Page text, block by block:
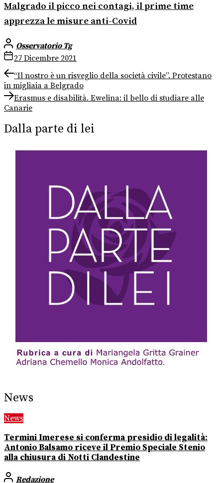
Malgrado il picco nei contagi, il prime time
apprezza le misure anti-Covid
Osservatorio Tg
27 Dicembre 2021
Navigazione
articoli
Previous
post:
“Il nostro è un risveglio della società civile”. Protestano
in migliaia a Belgrado
Next
post:
Erasmus e disabilità. Ewelina: il bello di studiare alle
Canarie
Dalla parte di lei
News
News
Termini Imerese si conferma presidio di legalità:
Antonio Balsamo riceve il Premio Speciale Stenio
alla chiusura di Notti Clandestine
Redazione